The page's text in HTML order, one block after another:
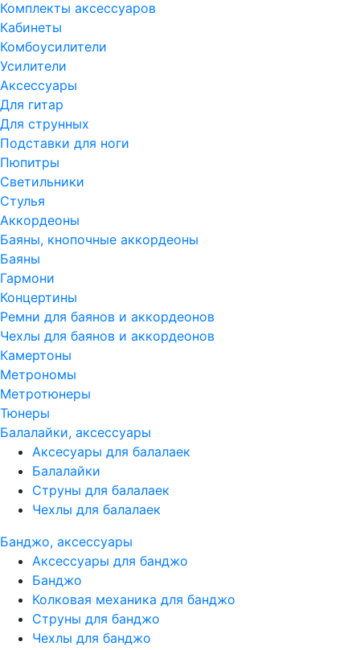
Комплекты аксессуаров
Кабинеты
Комбоусилители
Усилители
Аксессуары
Для гитар
Для струнных
Подставки для ноги
Пюпитры
Светильники
Стулья
Аккордеоны
Баяны, кнопочные аккордеоны
Баяны
Гармони
Концертины
Ремни для баянов и аккордеонов
Чехлы для баянов и аккордеонов
Камертоны
Метрономы
Метротюнеры
Тюнеры
Балалайки, аксессуары
Аксесуары для балалаек
Балалайки
Струны для балалаек
Чехлы для балалаек
Банджо, аксессуары
Аксессуары для банджо
Банджо
Колковая механика для банджо
Струны для банджо
Чехлы для банджо